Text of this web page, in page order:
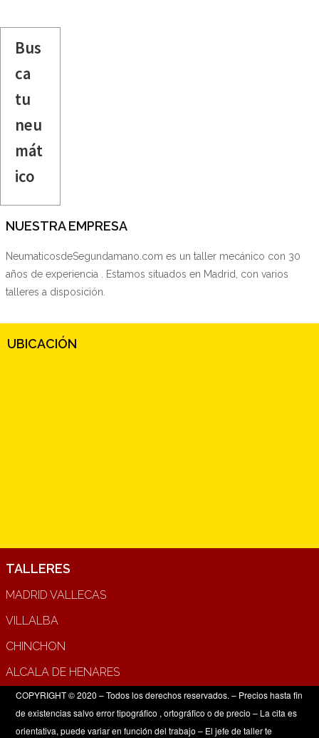
Bus
ca
tu
neu
mát
ico
NUESTRA EMPRESA
NeumaticosdeSegundamano.com es un taller mecánico con 30
años de experiencia . Estamos situados en Madrid, con varios
talleres a disposición.
UBICACIÓN
TALLERES
MADRID VALLECAS
VILLALBA
CHINCHON
ALCALA DE HENARES
COPYRIGHT © 2020 – Todos los derechos reservados. – Precios hasta fin
de existencias salvo error tipográfico , ortográfico o de precio – La cita es
orientativa, puede variar en función del trabajo – El jefe de taller te